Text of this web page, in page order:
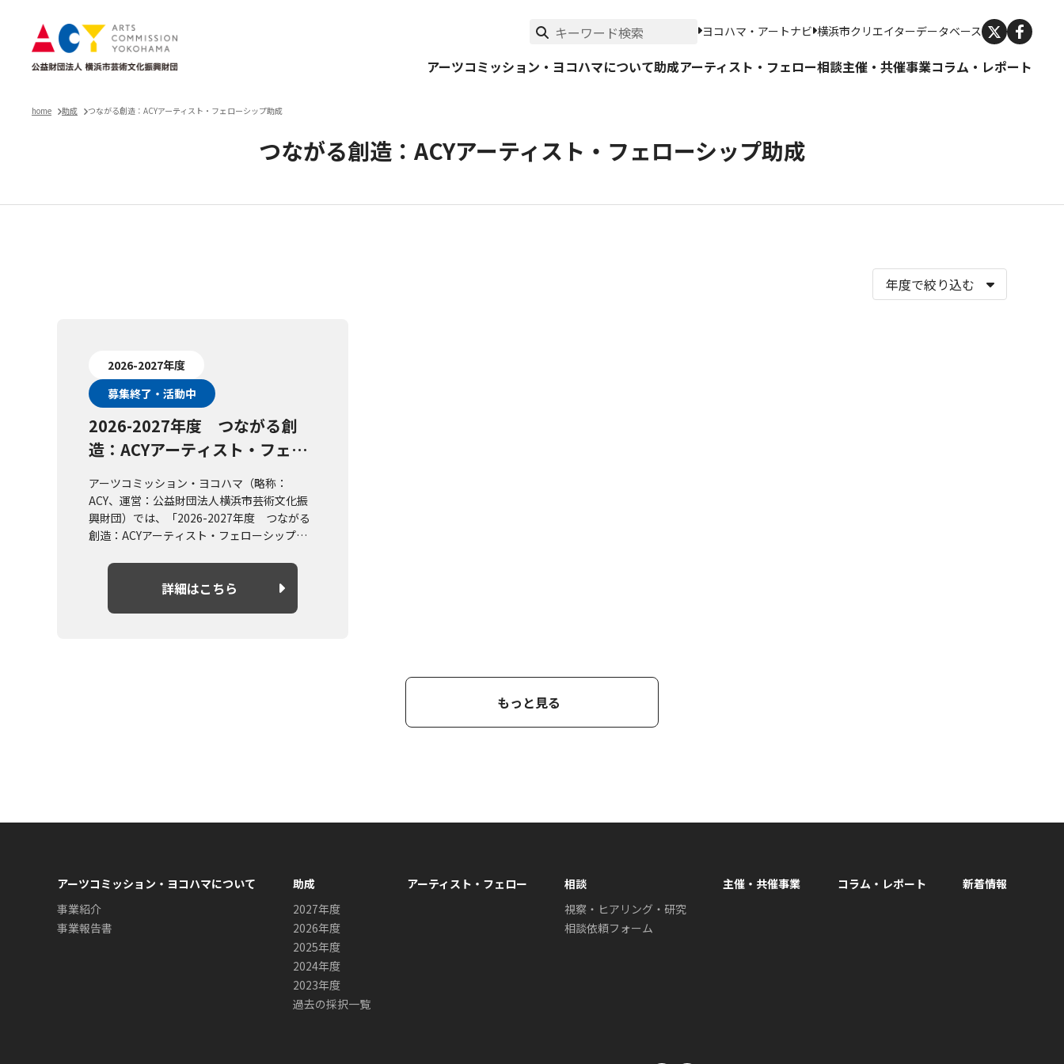
ヨコハマ・アートナビ 横浜市クリエイターデータベース
アーツコミッション・ヨコハマについて助成アーティスト・フェロー相談主催・共催事業コラム・レポート
home 助成 つながる創造：ACYアーティスト・フェローシップ助成
つながる創造：ACYアーティスト・フェローシップ助成
2026-2027年度
募集終了・活動中
2026-2027年度 つながる創
造：ACYアーティスト・フェロ
ーシップ助成
アーツコミッション・ヨコハマ（略称：
ACY、運営：公益財団法人横浜市芸術文化振
興財団）では、「2026-2027年度 つながる
創造：ACYアーティスト・フェローシップ助
詳細はこちら
もっと見る
アーツコミッション・ヨコハマについて
事業紹介
事業報告書
助成
2027年度
2026年度
2025年度
2024年度
2023年度
過去の採択一覧
アーティスト・フェロー
相談
視察・ヒアリング・研究
相談依頼フォーム
主催・共催事業 コラム・レポート 新着情報